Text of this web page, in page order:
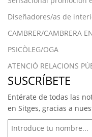
Diseñadores/as de
CAMBRER/CAMBRERA
PSICÒLEG/OGA
ATENCIÓ RELACIONS
SUSCRÍBETE
Entérate de todas las
en Sitges, gracias a